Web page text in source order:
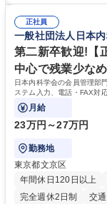
道路施設や道路工事現
へ配属。※業務内容変更の範囲
ープ】総合職（事務）
部門など多岐に渡る業
事業の他、新宿駅西口
イン」の管理運営を行
います。 学歴・資格 学歴：大学院 大学 高専 短大 専修学校 高校 語学力：
資格：
正社員
一般社団法人日本
第二新卒歓迎!【
中心で残業少な
日本内科学会の会員管理部
ステム入力、電話・FAX対
などにも幅広く携わってい
月給
23万円～27万円
勤務地
東京都文京区
年間休日120日以上
完全週休2日制
交